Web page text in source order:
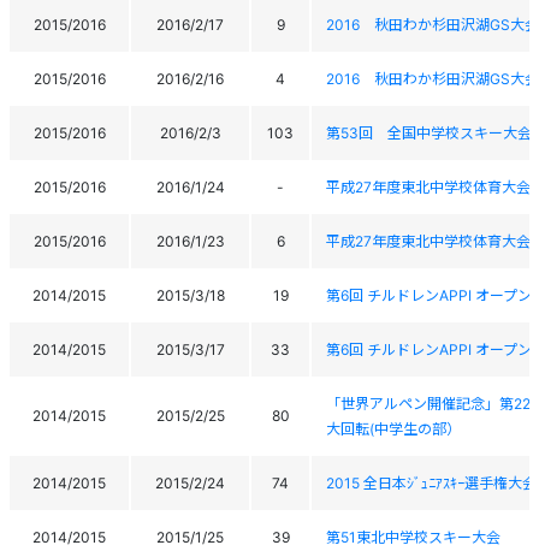
2015/2016 2016/2/17 9 2016 秋田わか杉田沢湖GS大会
2015/2016 2016/2/16 4 2016 秋田わか杉田沢湖GS大会
2015/2016 2016/2/3 103 第53回 全国中学校スキー大会
2015/2016 2016/1/24 - 平成27年度東北中学校体育大
2015/2016 2016/1/23 6 平成27年度東北中学校体育大
2014/2015 2015/3/18 19 第6回 チルドレンAPPI オープン
2014/2015 2015/3/17 33 第6回 チルドレンAPPI オープン
2014/2015 2015/2/25 80
「世界アルペン開催記念」第22
大回転(中学生の部）
2014/2015 2015/2/24 74 2015 全日本ｼﾞｭﾆｱｽｷｰ選手権大
2014/2015 2015/1/25 39 第51東北中学校スキー大会